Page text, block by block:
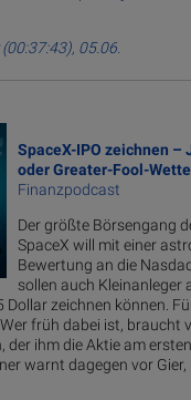
05.06.
SpaceX-IPO zeichnen –
oder Greater-Fool-
Finanzpodcast
Der größte Börsengang
SpaceX will mit einer
Bewertung an die
sollen auch Kleinanleger
Dollar zeichnen können.
früh dabei ist, braucht
der ihm die Aktie am
warnt dagegen vor Gier,